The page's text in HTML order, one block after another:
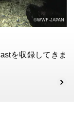
©WWF-JAPAN
を収録してきま